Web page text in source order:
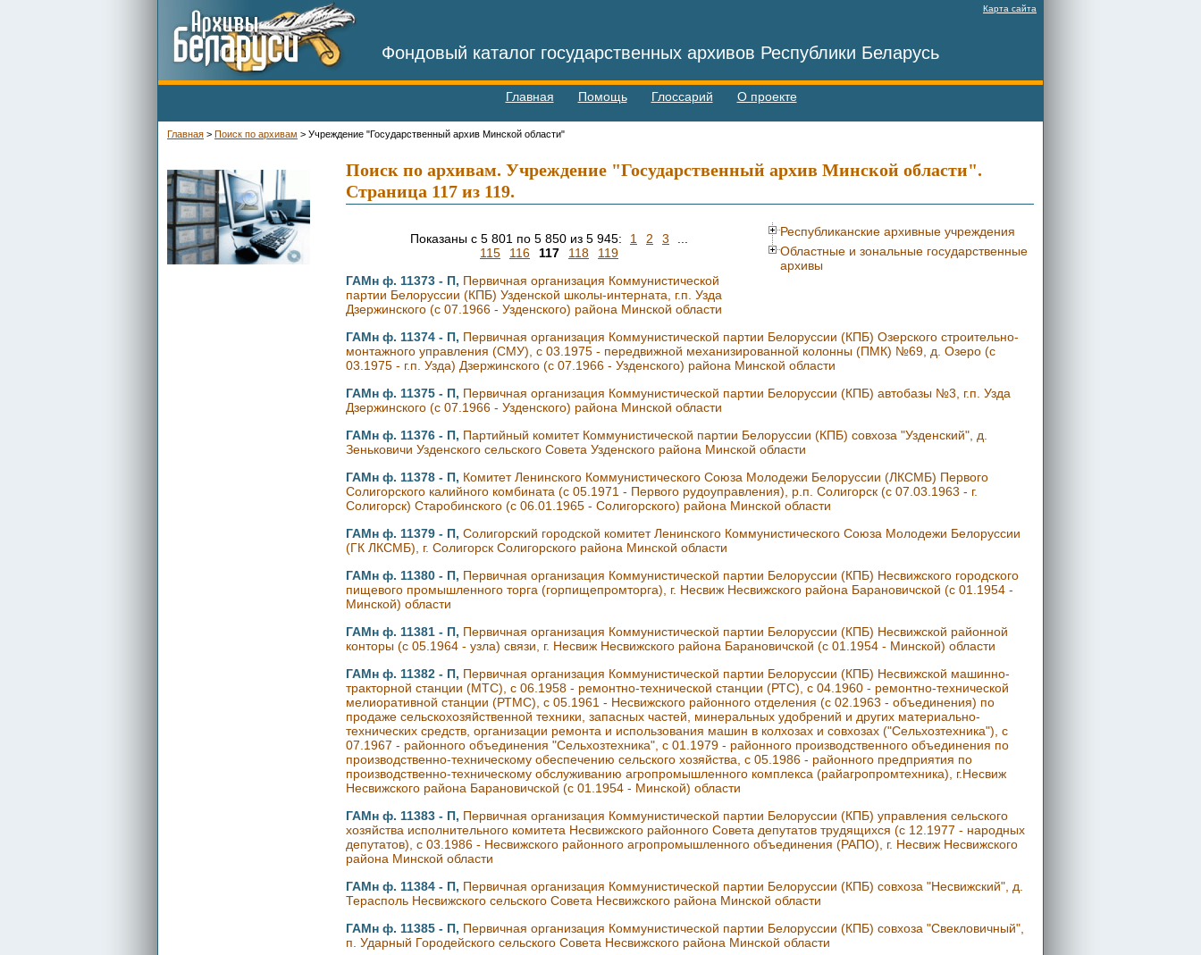
Карта сайта
Фондовый каталог государственных архивов Республики Беларусь
Главная Помощь Глоссарий О проекте
Главная > Поиск по архивам > Учреждение "Государственный архив Минской области"
Поиск по архивам. Учреждение "Государственный архив Минской области".
Страница 117 из 119.
Республиканские архивные учреждения
Областные и зональные государственные
архивы
Показаны с 5 801 по 5 850 из 5 945: 1 2 3
115
116 117 118
119
ГАМн ф. 11373 - П, Первичная организация Коммунистической
партии Белоруссии (КПБ) Узденской школы-интерната, г.п. Узда
Дзержинского (с 07.1966 - Узденского) района Минской области
ГАМн ф. 11374 - П, Первичная организация Коммунистической партии Белоруссии (КПБ) Озерского строительно-
монтажного управления (СМУ), с 03.1975 - передвижной механизированной колонны (ПМК) №69, д. Озеро (с
03.1975 - г.п. Узда) Дзержинского (с 07.1966 - Узденского) района Минской области
ГАМн ф. 11375 - П, Первичная организация Коммунистической партии Белоруссии (КПБ) автобазы №3, г.п. Узда
Дзержинского (с 07.1966 - Узденского) района Минской области
ГАМн ф. 11376 - П, Партийный комитет Коммунистической партии Белоруссии (КПБ) совхоза "Узденский", д.
Зеньковичи Узденского сельского Совета Узденского района Минской области
ГАМн ф. 11378 - П, Комитет Ленинского Коммунистического Союза Молодежи Белоруссии (ЛКСМБ) Первого
Солигорского калийного комбината (с 05.1971 - Первого рудоуправления), р.п. Солигорск (с 07.03.1963 - г.
Солигорск) Старобинского (с 06.01.1965 - Солигорского) района Минской области
ГАМн ф. 11379 - П, Солигорский городской комитет Ленинского Коммунистического Союза Молодежи Белоруссии
(ГК ЛКСМБ), г. Солигорск Солигорского района Минской области
ГАМн ф. 11380 - П, Первичная организация Коммунистической партии Белоруссии (КПБ) Несвижского городского
пищевого промышленного торга (горпищепромторга), г. Несвиж Несвижского района Барановичской (с 01.1954 -
Минской) области
ГАМн ф. 11381 - П, Первичная организация Коммунистической партии Белоруссии (КПБ) Несвижской районной
конторы (с 05.1964 - узла) связи, г. Несвиж Несвижского района Барановичской (с 01.1954 - Минской) области
ГАМн ф. 11382 - П, Первичная организация Коммунистической партии Белоруссии (КПБ) Несвижской машинно-
тракторной станции (МТС), с 06.1958 - ремонтно-технической станции (РТС), с 04.1960 - ремонтно-технической
мелиоративной станции (РТМС), с 05.1961 - Несвижского районного отделения (с 02.1963 - объединения) по
продаже сельскохозяйственной техники, запасных частей, минеральных удобрений и других материально-
технических средств, организации ремонта и использования машин в колхозах и совхозах ("Сельхозтехника"), с
07.1967 - районного объединения "Сельхозтехника", с 01.1979 - районного производственного объединения по
производственно-техническому обеспечению сельского хозяйства, с 05.1986 - районного предприятия по
производственно-техническому обслуживанию агропромышленного комплекса (райагропромтехника), г.Несвиж
Несвижского района Барановичской (с 01.1954 - Минской) области
ГАМн ф. 11383 - П, Первичная организация Коммунистической партии Белоруссии (КПБ) управления сельского
хозяйства исполнительного комитета Несвижского районного Совета депутатов трудящихся (с 12.1977 - народных
депутатов), с 03.1986 - Несвижского районного агропромышленного объединения (РАПО), г. Несвиж Несвижского
района Минской области
ГАМн ф. 11384 - П, Первичная организация Коммунистической партии Белоруссии (КПБ) совхоза "Несвижский", д.
Терасполь Несвижского сельского Совета Несвижского района Минской области
ГАМн ф. 11385 - П, Первичная организация Коммунистической партии Белоруссии (КПБ) совхоза "Свекловичный",
п. Ударный Городейского сельского Совета Несвижского района Минской области